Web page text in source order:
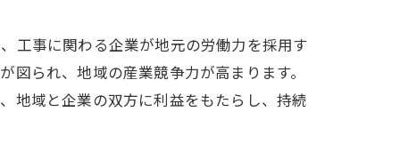
工事に関わる企業が地元の労働力を採用す
られ、地域の産業競争力が高まります。
地域と企業の双方に利益をもたらし、持続